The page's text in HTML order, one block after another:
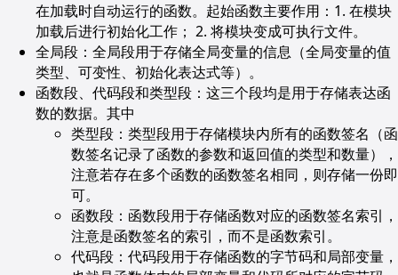
在加载时自动运行的函数。起始函数主要作用：1. 在模块
加载后进行初始化工作； 2. 将模块变成可执行文件。
全局段：全局段用于存储全局变量的信息（全局变量的值
类型、可变性、初始化表达式等）。
函数段、代码段和类型段：这三个段均是用于存储表达函
数的数据。其中
类型段：类型段用于存储模块内所有的函数签名（函
数签名记录了函数的参数和返回值的类型和数量），
注意若存在多个函数的函数签名相同，则存储一份即
可。
函数段：函数段用于存储函数对应的函数签名索引，
注意是函数签名的索引，而不是函数索引。
代码段：代码段用于存储函数的字节码和局部变量，